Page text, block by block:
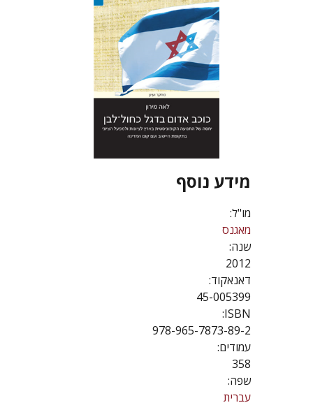
מידע נוסף
מו"ל:
מאגנס
שנה:
2012
דאנאקוד:
45-005399
ISBN:
978-965-7873-89-2
עמודים:
358
שפה:
עברית